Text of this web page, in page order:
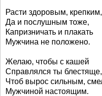
Расти здоровым, крепким,
Да и послушным тоже,
Капризничать и плакать
Мужчина не положено.
Желаю, чтобы с кашей
Справлялся ты блестяще,
Чтоб вырос сильным,
Мужчиной настоящим.